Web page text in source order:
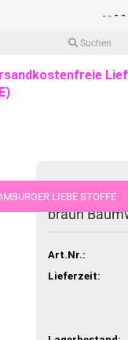
Suchen
- - -
LIEBE STOFFE
Rehsi
braun
Art.Nr.:
Lieferzeit: